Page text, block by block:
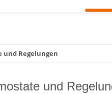
Regelungen
und